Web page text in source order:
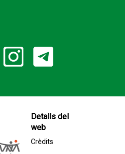
Detalls del
web
Crèdits